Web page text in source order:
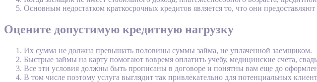
Основным недостатком краткосрочных кредитов является то, что они
Оцените допустимую кредитную нагрузку
Их сумма не должна превышать половины суммы займа, не уплаченной заемщиком.
Быстрые займы на карту помогают вовремя оплатить учебу, медицинские счета,
Все эти условия должны быть прописаны в договоре и понятны вам еще до
В том числе поэтому услуга выглядит так привлекательно для потенциальных